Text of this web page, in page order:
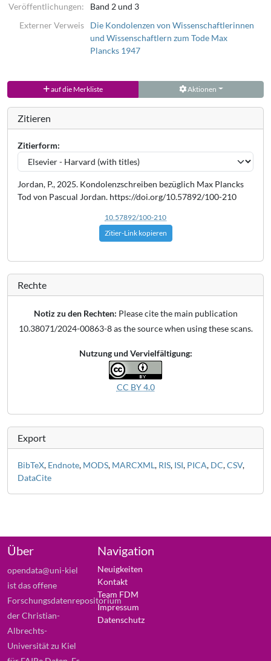
Veröffentlichungen:
Band 2 und 3
Externer Verweis
Die Kondolenzen von Wissenschaftlerinnen
und Wissenschaftlern zum Tode Max
Plancks 1947
auf die Merkliste Aktionen
Zitieren
Zitierform:
Jordan, P., 2025. Kondolenzschreiben bezüglich Max Plancks
Tod von Pascual Jordan. https://doi.org/10.57892/100-210
10.57892/100-210
Zitier-Link kopieren
Rechte
Notiz zu den Rechten: Please cite the main publication
10.38071/2024-00863-8 as the source when using these scans.
Nutzung und Vervielfältigung:
CC BY 4.0
Export
BibTeX, Endnote, MODS, MARCXML, RIS, ISI, PICA, DC,CSV,
DataCite
Über
opendata@uni-kiel
ist das offene
Forschungsdatenrepositorium
der Christian-
Albrechts-
Universität zu Kiel
Navigation
Neuigkeiten
Kontakt
Team FDM
Impressum
Datenschutz